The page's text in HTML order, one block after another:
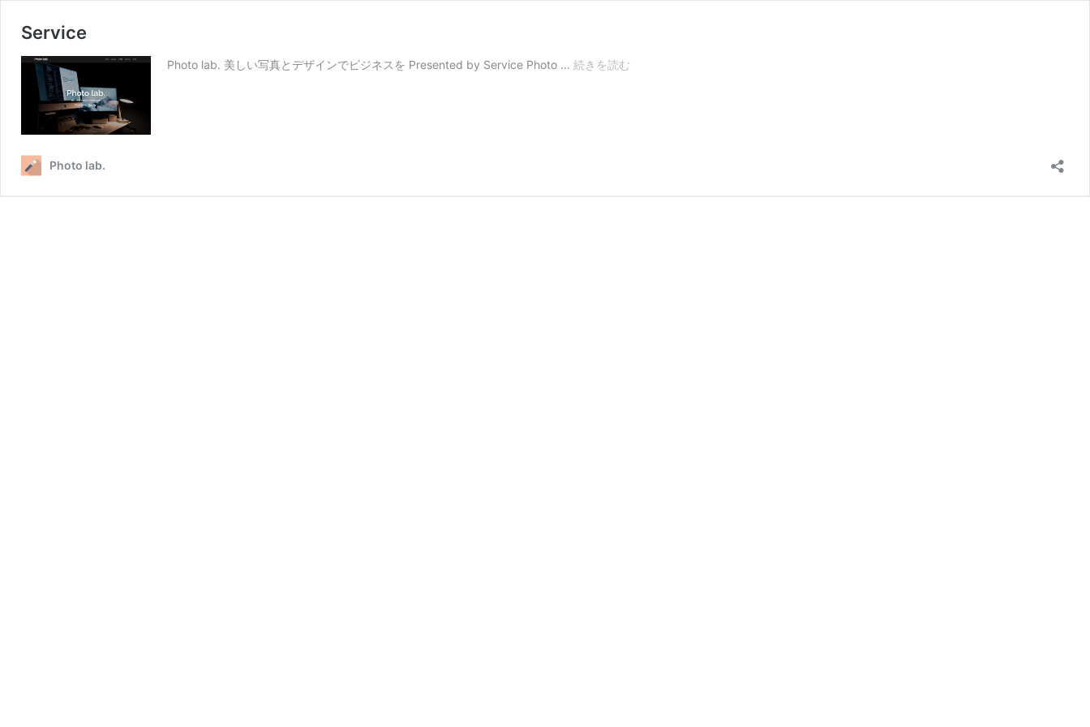
Service
Photo lab. 美しい写真とデザインでビジネスを Presented by Service Photo … 続きを読む
Photo lab.